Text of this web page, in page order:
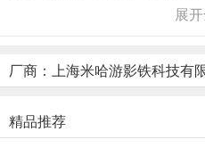
险，培养自己的英雄来完成诸多
友可千万别错过！
游戏特色
【搭乘银河列车，穿梭万象世界】
展
厂商：上海米哈游影铁科技有
精品推荐